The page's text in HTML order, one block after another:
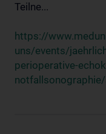
Teilne...
https://
uns/events/
perioperative-